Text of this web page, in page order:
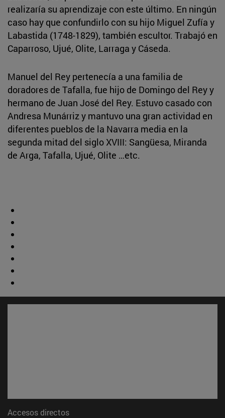
realizaría su aprendizaje con este último. En ningún
caso hay que confundirlo con su hijo Miguel Zufía y
Labastida (1748-1829), también escultor. Trabajó en
Caparroso, Ujué, Olite, Larraga y Cáseda.
Manuel del Rey pertenecía a una familia de
doradores de Tafalla, fue hijo de Domingo del Rey y
hermano de Juan José del Rey. Estuvo casado con
Andresa Munárriz y mantuvo una gran actividad en
diferentes pueblos de la Navarra media en la
segunda mitad del siglo XVIII: Sangüesa, Miranda
de Arga, Tafalla, Ujué, Olite …etc.
Accesos directos